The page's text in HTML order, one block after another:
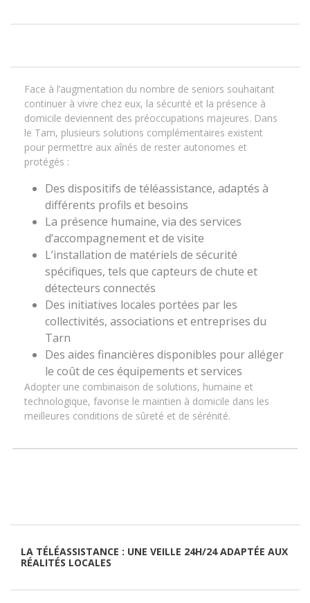
Face à l’augmentation du nombre de seniors souhaitant
continuer à vivre chez eux, la sécurité et la présence à
domicile deviennent des préoccupations majeures. Dans
le Tarn, plusieurs solutions complémentaires existent
pour permettre aux aînés de rester autonomes et
protégés :
Des dispositifs de téléassistance, adaptés à
différents profils et besoins
La présence humaine, via des services
d’accompagnement et de visite
L’installation de matériels de sécurité
spécifiques, tels que capteurs de chute et
détecteurs connectés
Des initiatives locales portées par les
collectivités, associations et entreprises du
Tarn
Des aides financières disponibles pour alléger
le coût de ces équipements et services
Adopter une combinaison de solutions, humaine et
technologique, favorise le maintien à domicile dans les
meilleures conditions de sûreté et de sérénité.
LA TÉLÉASSISTANCE : UNE VEILLE 24H/24 ADAPTÉE AUX
RÉALITÉS LOCALES